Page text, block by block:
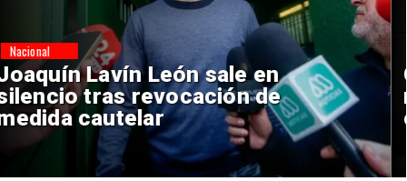
Chile y Venezuela formalizan
reinicio de relaciones
consulares
Nacional